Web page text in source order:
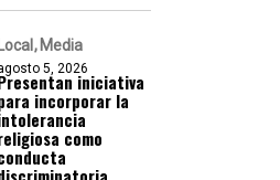
Local Media
5, 2026
iniciativa
incorporar la
como